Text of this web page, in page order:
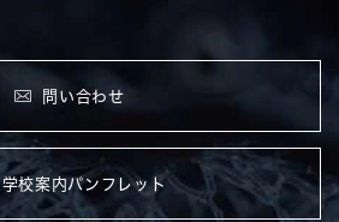
問い合わせ
学校案内パンフレット